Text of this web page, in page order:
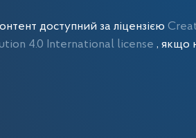
доступний за ліцензією
4.0 International license , якщо